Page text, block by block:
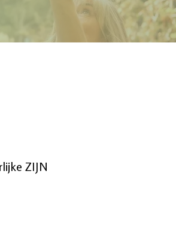
ZIJN